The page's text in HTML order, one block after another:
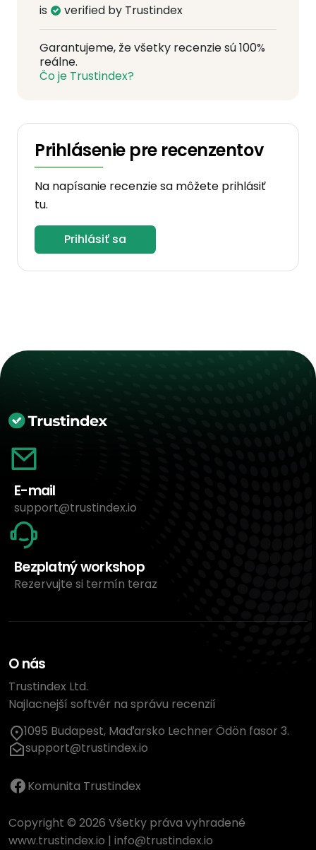
is verified by Trustindex
Garantujeme, že všetky recenzie sú 100%
reálne.
Čo je Trustindex?
Prihlásenie pre recenzentov
Na napísanie recenzie sa môžete prihlásiť
tu.
Prihlásiť sa
E-mail
support@trustindex.io
Bezplatný workshop
Rezervujte si termín teraz
O nás
Trustindex Ltd.
Najlacnejší softvér na správu recenzií
1095 Budapest, Maďarsko Lechner Ödön fasor 3.
support@trustindex.io
Komunita Trustindex
Copyright © 2026 Všetky práva vyhradené
www.trustindex.io | info@trustindex.io